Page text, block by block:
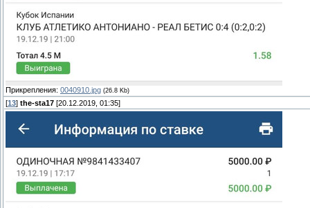
Прикрепления: 0040910.jpg (26.8 Kb)
[13] the-sta17 [20.12.2019, 01:35]